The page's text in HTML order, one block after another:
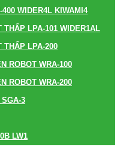
WIDER4L KIWAMI4
LPA-101 WIDER1AL
THẤP LPA-200
ROBOT WRA-100
ROBOT WRA-200
3
LW1